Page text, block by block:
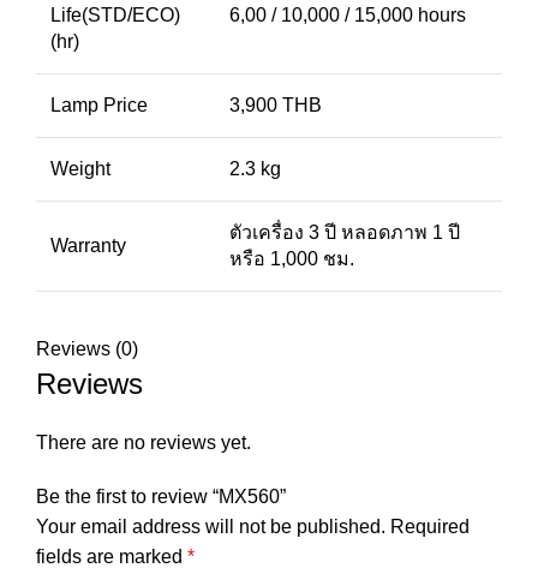
Life(STD/ECO)
(hr)
6,00 / 10,000 / 15,000 hours ‎
Lamp Price 3,900 THB
Weight 2.3 kg
Warranty
ตัวเครื่อง 3 ปี หลอดภาพ 1 ปี
หรือ 1,000 ชม.
Reviews (0)
Reviews
There are no reviews yet.
Be the first to review “MX560”
Your email address will not be published. Required
fields are marked *